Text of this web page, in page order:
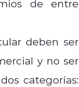
de entre
deben ser
y no ser
categorías: